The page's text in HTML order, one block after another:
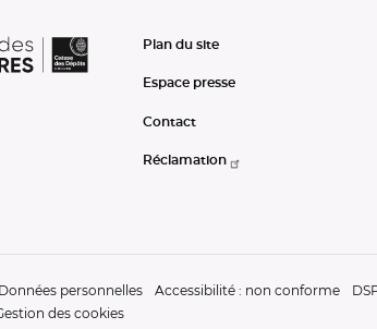
Plan du site
Espace presse
Contact
Réclamation
Données personnelles Accessibilité : non conforme
des cookies